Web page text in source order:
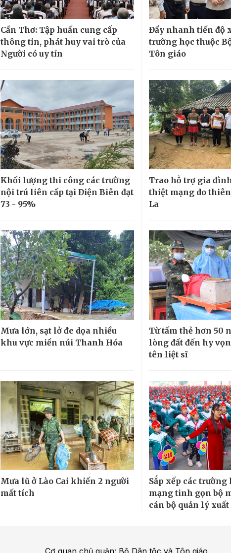
Cần Thơ: Tập huấn cung cấp
thông tin, phát huy vai trò của
Người có uy tín
Đẩy nhanh tiến độ
trường học thuộc
Tôn giáo
Khối lượng thi công các trường
nội trú liên cấp tại Điện Biên đạt
73 - 95%
Trao hỗ trợ gia
thiệt mạng do
La
Mưa lớn, sạt lở đe dọa nhiều
khu vực miền núi Thanh Hóa
Từ tấm thẻ hơn 50
lòng đất đến hy
tên liệt sĩ
Mưa lũ ở Lào Cai khiến 2 người
mất tích
Sắp xếp các trường
mạng tinh gọn bộ
cán bộ quản lý xuất
Cơ quan chủ quản: Bộ Dân tộc và Tôn giáo